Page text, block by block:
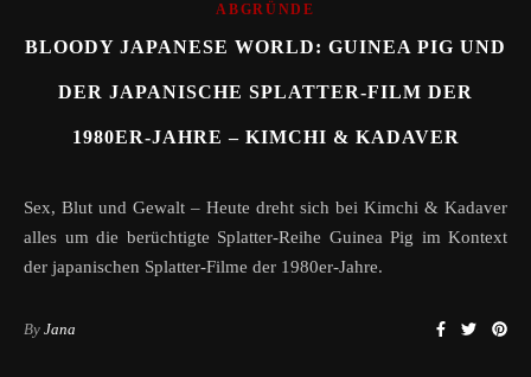
ABGRÜNDE
BLOODY JAPANESE WORLD: GUINEA PIG UND
DER JAPANISCHE SPLATTER-FILM DER
1980ER-JAHRE – KIMCHI & KADAVER
Sex, Blut und Gewalt – Heute dreht sich bei Kimchi & Kadaver
alles um die berüchtigte Splatter-Reihe Guinea Pig im Kontext
der japanischen Splatter-Filme der 1980er-Jahre.
By Jana